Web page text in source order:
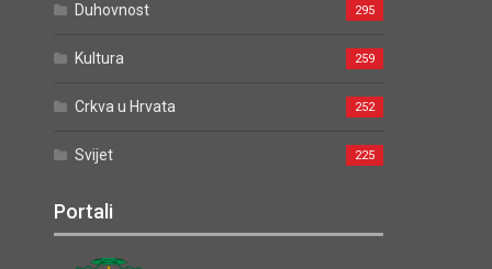
Duhovnost 295
Kultura 259
Crkva u Hrvata 252
Svijet 225
Portali